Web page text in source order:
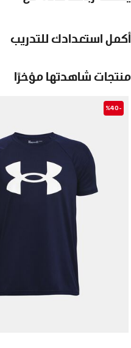
أكمل استعدادك للتدريب
منتجات شاهدتها مؤخرًا
-%40